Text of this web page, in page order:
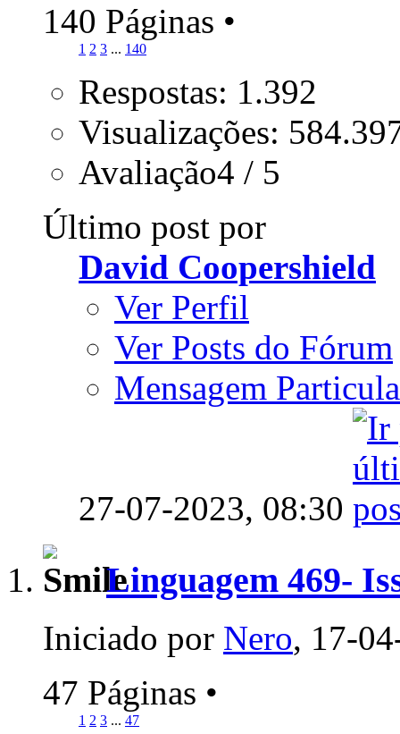
140 Páginas •
1 2 3 ... 140
Respostas: 1.392
Visualizações:
Avaliação4 / 5
Último post por
David Coopershield
Ver Perfil
Ver Posts do Fórum
Mensagem
27-07-2023, 08:30
Linguagem 469-
Iniciado por Nero, 17-
47 Páginas •
1 2 3 ... 47